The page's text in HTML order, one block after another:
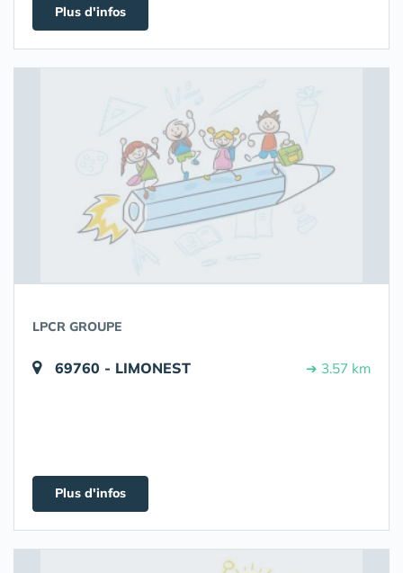
Plus d'infos
LPCR GROUPE
69760 - LIMONEST ➔ 3.57 km
Plus d'infos